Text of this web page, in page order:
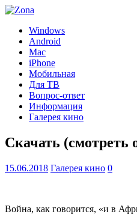
Windows
Android
Mac
iPhone
Мобильная
Для ТВ
Вопрос-ответ
Информация
Галерея кино
Скачать
15.06.2018 Галерея кино 0
Война, как говорится, «и в